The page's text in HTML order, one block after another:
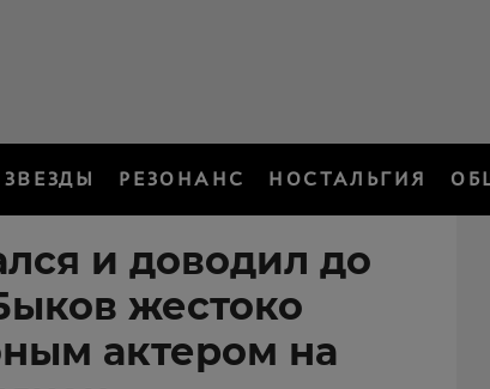
ЗВЕЗДЫ РЕЗОНАНС НОСТАЛЬГИЯ
и доводил до
жестоко
актером на